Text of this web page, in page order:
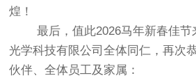
煌！
最后，值此2026马年新春佳节
光学科技有限公司全体同仁，再次
伙伴、全体员工及家属：